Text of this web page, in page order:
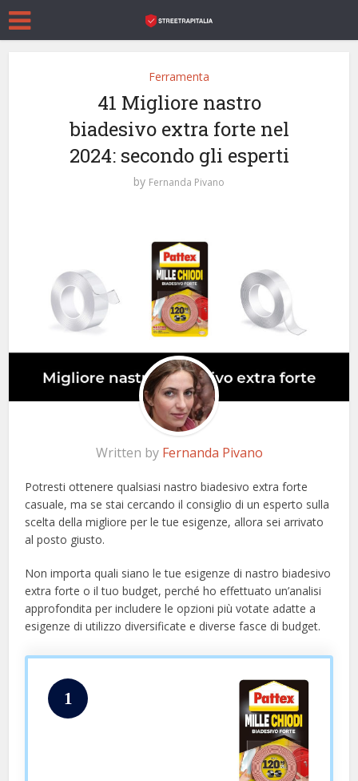
Ferramenta
41 Migliore nastro
biadesivo extra forte nel
2024: secondo gli esperti
by Fernanda Pivano
Written by Fernanda Pivano
Potresti ottenere qualsiasi nastro biadesivo extra forte
casuale, ma se stai cercando il consiglio di un esperto sulla
scelta della migliore per le tue esigenze, allora sei arrivato
al posto giusto.
Non importa quali siano le tue esigenze di nastro biadesivo
extra forte o il tuo budget, perché ho effettuato un’analisi
approfondita per includere le opzioni più votate adatte a
esigenze di utilizzo diversificate e diverse fasce di budget.
1